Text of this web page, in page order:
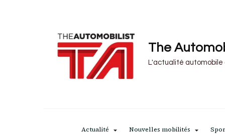
The
L'actualité automobile
Actualité Nouvelles mobilités